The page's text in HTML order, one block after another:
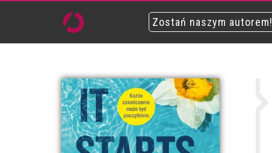
Zostań naszym autorem!